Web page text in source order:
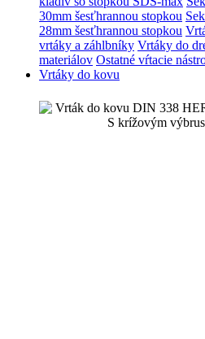
30mm šesťhrannou stopkou
28mm šesťhrannou stopkou
vrtáky a záhlbníky Vrtáky do
materiálov Ostatné vŕtacie
Vrtáky do kovu